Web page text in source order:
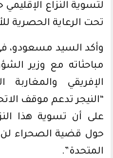
لتسوية النزاع
تحت الرعاية الحصرية
وأكد السيد
مباحثاته مع وزير
الإفريقي والمغاربة
“النيجر تدعم موقف
على أن تسوية هذا
حول قضية الصحراء لن
المتحدة”.